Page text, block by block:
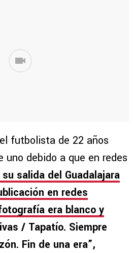
futbolista de 22 años
uno debido a que en redes
salida del Guadalajara
en redes
era blanco y
/ Tapatío. Siempre
Fin de una era”,